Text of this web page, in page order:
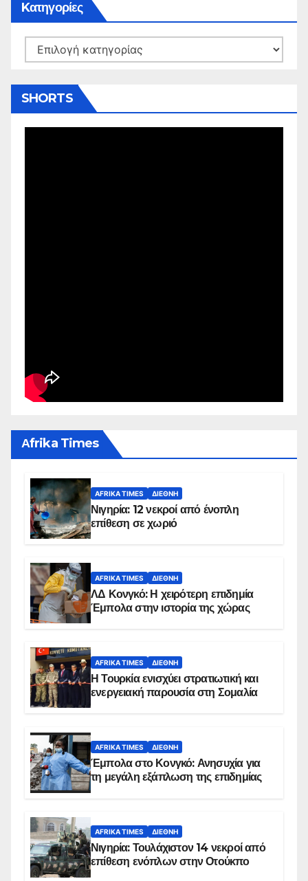
Kατηγορίες
Kατηγορίες
SHORTS
Αfrika Times
AFRIKA TIMES ΔΙΕΘΝΉ
Νιγηρία: 12 νεκροί από ένοπλη
επίθεση σε χωριό
AFRIKA TIMES ΔΙΕΘΝΉ
ΛΔ Κονγκό: Η χειρότερη επιδημία
Έμπολα στην ιστορία της χώρας
AFRIKA TIMES ΔΙΕΘΝΉ
Η Τουρκία ενισχύει στρατιωτική και
ενεργειακή παρουσία στη Σομαλία
AFRIKA TIMES ΔΙΕΘΝΉ
Έμπολα στο Κονγκό: Ανησυχία για
τη μεγάλη εξάπλωση της επιδημίας
AFRIKA TIMES ΔΙΕΘΝΉ
Νιγηρία: Τουλάχιστον 14 νεκροί από
επίθεση ενόπλων στην Οτούκπο